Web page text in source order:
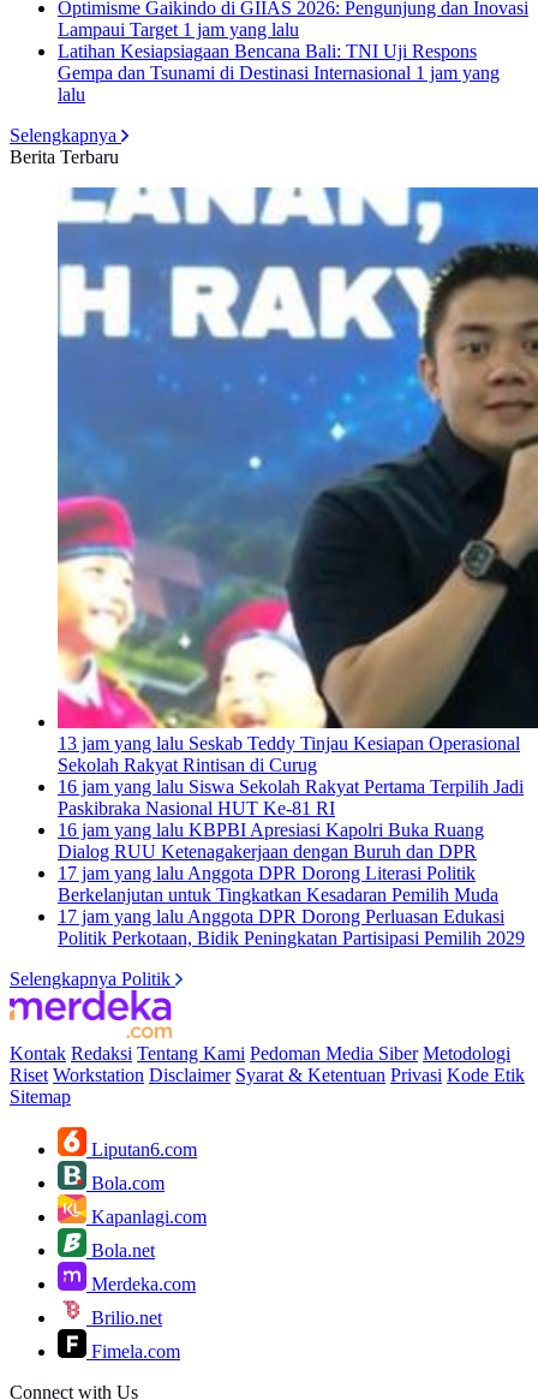
Optimisme Gaikindo di GIIAS 2026: Pengunjung dan Inovasi
Lampaui Target 1 jam yang lalu
Latihan Kesiapsiagaan Bencana Bali: TNI Uji Respons
Gempa dan Tsunami di Destinasi Internasional 1 jam yang
lalu
Selengkapnya
Berita Terbaru
13 jam yang lalu Seskab Teddy Tinjau Kesiapan Operasional
Sekolah Rakyat Rintisan di Curug
16 jam yang lalu Siswa Sekolah Rakyat Pertama Terpilih Jadi
Paskibraka Nasional HUT Ke-81 RI
16 jam yang lalu KBPBI Apresiasi Kapolri Buka Ruang
Dialog RUU Ketenagakerjaan dengan Buruh dan DPR
17 jam yang lalu Anggota DPR Dorong Literasi Politik
Berkelanjutan untuk Tingkatkan Kesadaran Pemilih Muda
17 jam yang lalu Anggota DPR Dorong Perluasan Edukasi
Politik Perkotaan, Bidik Peningkatan Partisipasi Pemilih 2029
Selengkapnya Politik
Kontak Redaksi Tentang Kami Pedoman Media Siber Metodologi
Riset Workstation Disclaimer Syarat & Ketentuan Privasi Kode Etik
Sitemap
Liputan6.com
Bola.com
Kapanlagi.com
Bola.net
Merdeka.com
Brilio.net
Fimela.com
Connect with Us